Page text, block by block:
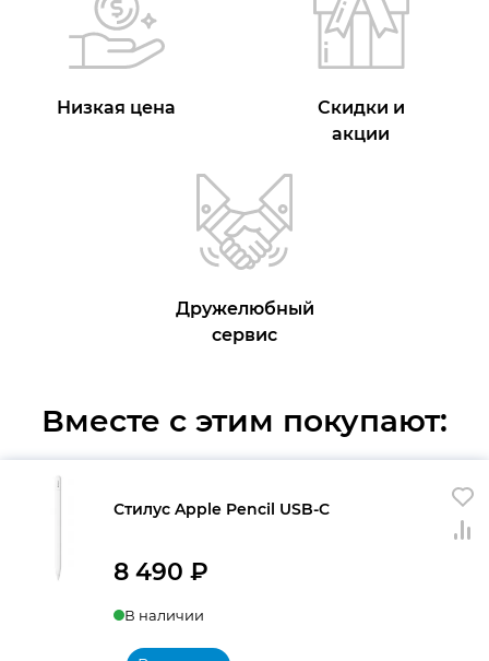
Низкая цена
Скидки и
акции
Дружелюбный
сервис
Вместе с этим покупают:
Стилус Apple Pencil USB-C
8 490 ₽
В наличии